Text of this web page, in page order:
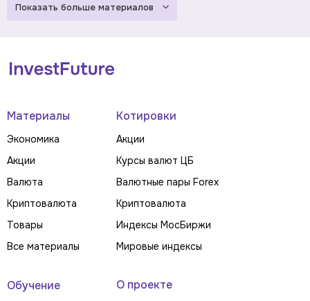
Показать больше материалов
Материалы
Экономика
Акции
Валюта
Криптовалюта
Товары
Все материалы
Котировки
Акции
Курсы валют ЦБ
Валютные пары Forex
Криптовалюта
Индексы МосБиржи
Мировые индексы
Обучение О проекте